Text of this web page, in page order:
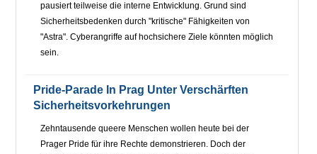
pausiert teilweise die interne Entwicklung. Grund sind
Sicherheitsbedenken durch "kritische" Fähigkeiten von
"Astra". Cyberangriffe auf hochsichere Ziele könnten möglich
sein.
Pride-Parade In Prag Unter Verschärften
Sicherheitsvorkehrungen
Zehntausende queere Menschen wollen heute bei der
Prager Pride für ihre Rechte demonstrieren. Doch der